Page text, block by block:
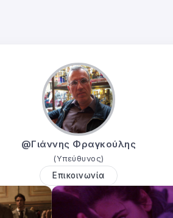
@Γιάννης Φραγκούλης
(Υπεύθυνος)
Επικοινωνία